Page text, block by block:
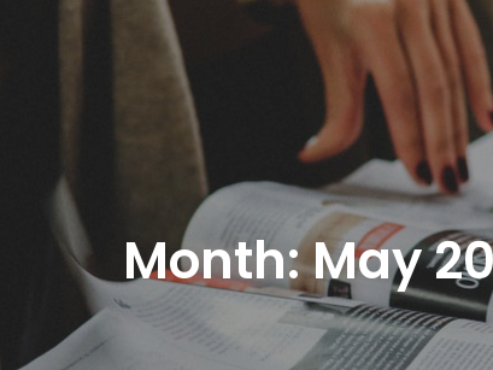
Month:May